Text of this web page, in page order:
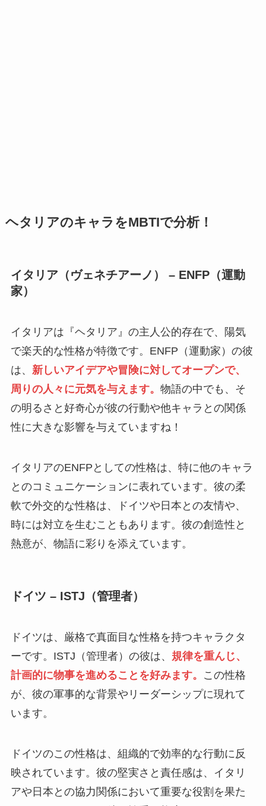
ヘタリアのキャラをMBTIで分析！
イタリア（ヴェネチアーノ） – ENFP（運動
家）
イタリアは『ヘタリア』の主人公的存在で、陽気
で楽天的な性格が特徴です。ENFP（運動家）の彼
は、 新しいアイデアや冒険に対してオープンで、
周りの人々に元気を与えます。 物語の中でも、そ
の明るさと好奇心が彼の行動や他キャラとの関係
性に大きな影響を与えていますね！
イタリアのENFPとしての性格は、特に他のキャラ
とのコミュニケーションに表れています。彼の柔
軟で外交的な性格は、ドイツや日本との友情や、
時には対立を生むこともあります。彼の創造性と
熱意が、物語に彩りを添えています。
ドイツ – ISTJ（管理者）
ドイツは、厳格で真面目な性格を持つキャラクタ
ーです。ISTJ（管理者）の彼は、 規律を重んじ、
計画的に物事を進めることを好みます。
この性格
が、彼の軍事的な背景やリーダーシップに現れて
います。
ドイツのこの性格は、組織的で効率的な行動に反
映されています。彼の堅実さと責任感は、イタリ
アや日本との協力関係において重要な役割を果た